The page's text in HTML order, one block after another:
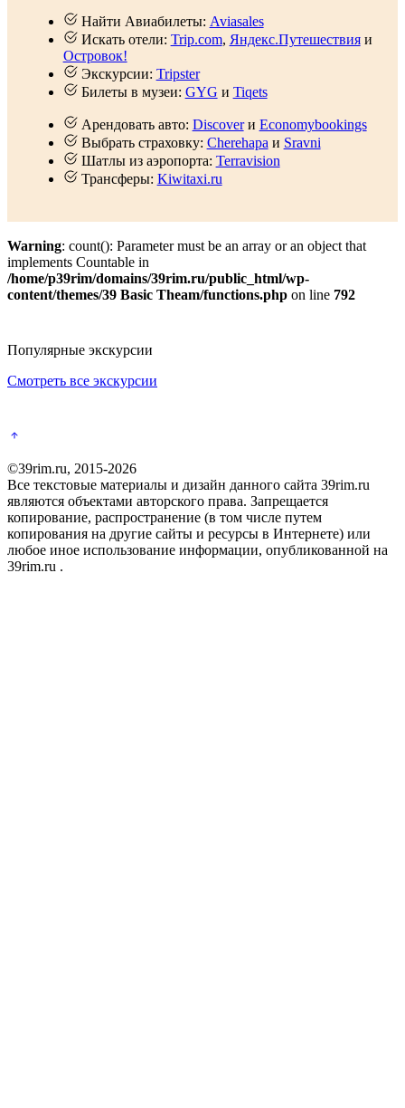
Найти Авиабилеты: Aviasales
Искать отели: Trip.com, Яндекс.Путешествияи
Островок!
Экскурсии: Tripster
Билеты в музеи: GYG и Tiqets
Арендовать авто: Discoverи Economybookings
Выбрать страховку: Cherehapa и Sravni
Шатлы из аэропорта: Terravision
Трансферы: Kiwitaxi.ru
Warning: count(): Parameter must be an array or an object that
implements Countable in
/home/p39rim/domains/39rim.ru/public_html/wp-
content/themes/39 Basic Theam/functions.php on line 792
Популярные экскурсии
Смотреть все экскурсии
©39rim.ru, 2015-2026
Все текстовые материалы и дизайн данного сайта 39rim.ru
являются объектами авторского права. Запрещается
копирование, распространение (в том числе путем
копирования на другие сайты и ресурсы в Интернете) или
любое иное использование информации, опубликованной на
39rim.ru .